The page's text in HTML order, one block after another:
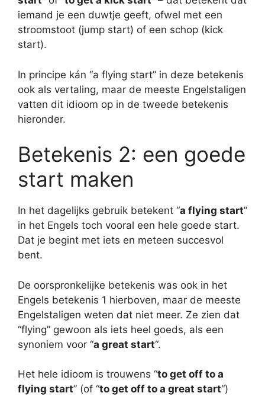
iemand je een duwtje geeft, ofwel met een
stroomstoot (jump start) of een schop (kick
start).
In principe kán “a flying start” in deze betekenis
ook als vertaling, maar de meeste Engelstaligen
vatten dit idioom op in de tweede betekenis
hieronder.
Betekenis 2: een goede
start maken
In het dagelijks gebruik betekent “a flying start”
in het Engels toch vooral een hele goede start.
Dat je begint met iets en meteen succesvol
bent.
De oorspronkelijke betekenis was ook in het
Engels betekenis 1 hierboven, maar de meeste
Engelstaligen weten dat niet meer. Ze zien dat
“flying” gewoon als iets heel goeds, als een
synoniem voor “a great start“.
Het hele idioom is trouwens “to get off to a
flying start” (of “to get off to a great start“)